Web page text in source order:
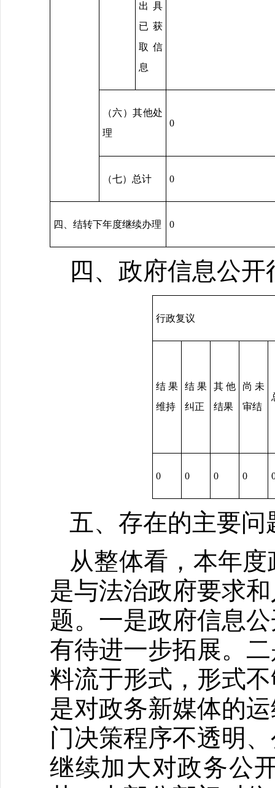
出具
已获
取信
息
（六）其他处
理
0
（七）总计 0
四、结转下年度继续办理 0
四、政府信息公
行政复议
结果
维持
结果
纠正
其他
结果
尚未
审结
0 0 0 0
五、存在的主要问
从整体看，本年
是与法治政府要求
题。一是政府信息
有待进一步拓展。
料流于形式，形式
是对政务新媒体的
门决策程序不透明
继续加大对政务公